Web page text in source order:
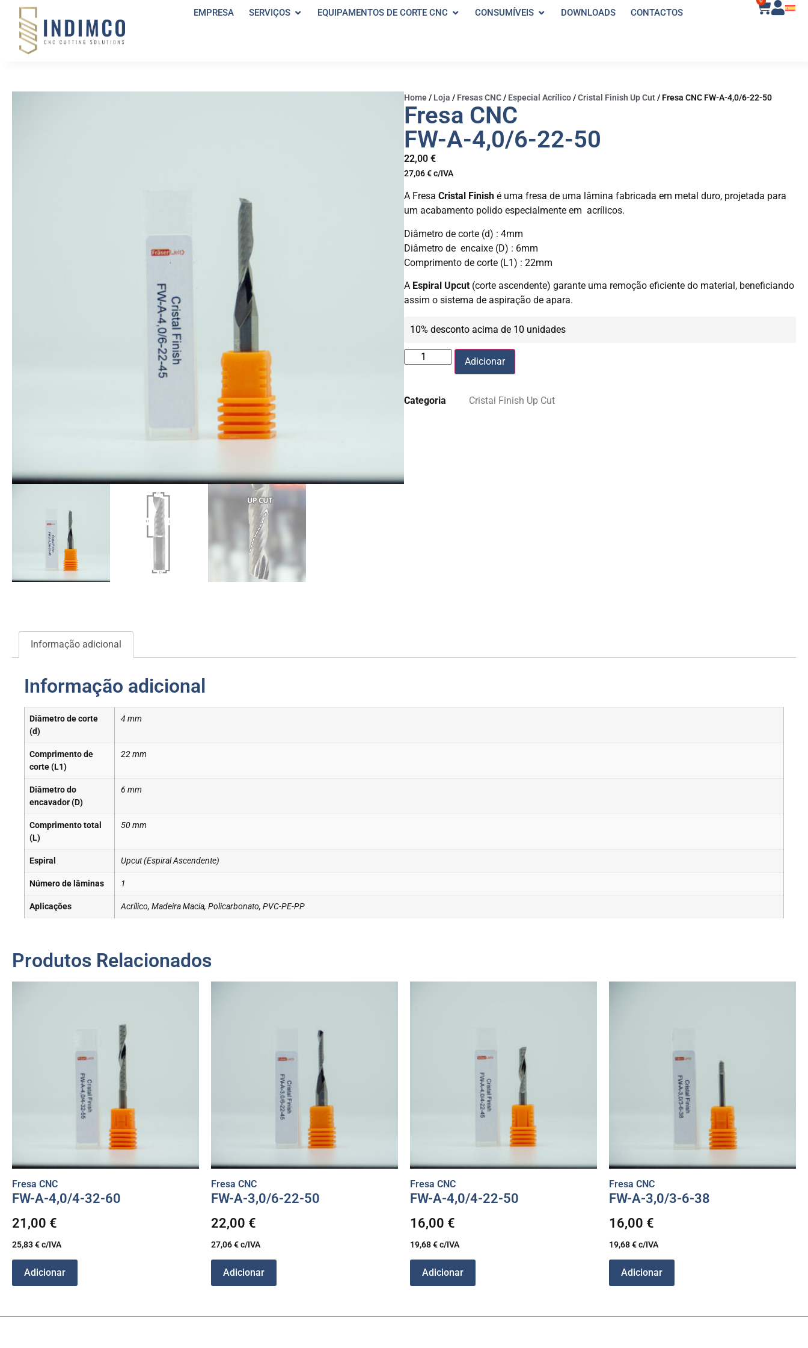
EMPRESA SERVIÇOS EQUIPAMENTOS DE CORTE CNC CONSUMÍVEIS DOWNLOADS CONTACTOS
Home/ Loja / Fresas CNC/ Especial Acrílico/Cristal Finish Up Cut/ Fresa CNC FW-A-4,0/6-22-50
Fresa CNC
FW-A-4,0/6-22-50
22,00 €
27,06€c/IVA
A Fresa Cristal Finish é uma fresa de uma lâmina fabricada em metal duro, projetada para
um acabamento polido especialmente em acrílicos.
Diâmetro de corte (d) : 4mm
Diâmetro de encaixe (D) : 6mm
Comprimento de corte (L1) : 22mm
A Espiral Upcut (corte ascendente) garante uma remoção eficiente do material, beneficiando
assim o sistema de aspiração de apara.
10% desconto acima de 10 unidades
Adicionar
Categoria Cristal Finish Up Cut
Informação adicional
Informação adicional
Diâmetro de corte
(d)
4 mm
Comprimento de
corte (L1)
22 mm
Diâmetro do
encavador (D)
6 mm
Comprimento total
(L)
50 mm
Espiral Upcut (Espiral Ascendente)
Número de lâminas 1
Aplicações Acrílico, Madeira Macia, Policarbonato, PVC-PE-PP
Produtos Relacionados
Fresa CNC
FW-A-4,0/4-32-60
21,00 €
25,83€c/IVA
Adicionar
Fresa CNC
FW-A-3,0/6-22-50
22,00 €
27,06€c/IVA
Adicionar
Fresa CNC
FW-A-4,0/4-22-50
16,00 €
19,68€c/IVA
Adicionar
Fresa CNC
FW-A-3,0/3-6-38
16,00 €
19,68€c/IVA
Adicionar